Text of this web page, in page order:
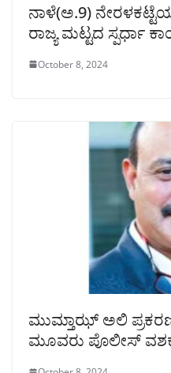
ನಾಳೆ(ಅ.9)
ರಾಜ್ಯ ಮಟ್ಟದ ಸ್ಪರ್ಧಾ
October 8, 2024
ಮುಮ್ತಾಝ್‌ ಅಲಿ
ಮೂವರು ಪೊಲೀಸ್